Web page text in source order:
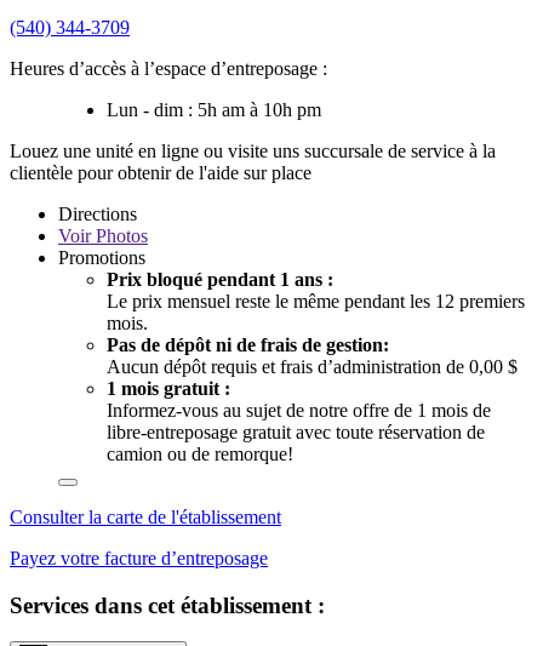
(540) 344-3709
Heures d’accès à l’espace d’entreposage :
Lun - dim : 5h am à 10h pm
Louez une unité en ligne ou visite uns succursale de service à la
clientèle pour obtenir de l'aide sur place
Directions
VoirPhotos
Promotions
Prix bloqué pendant 1 ans :
Le prix mensuel reste le même pendant les 12 premiers
mois.
Pas de dépôt ni de frais de gestion:
Aucun dépôt requis et frais d’administration de 0,00 $
1 mois gratuit :
Informez-vous au sujet de notre offre de 1 mois de
libre-entreposage gratuit avec toute réservation de
camion ou de remorque!
Consulter la carte de l'établissement
Payez votre facture d’entreposage
Services dans cet établissement :